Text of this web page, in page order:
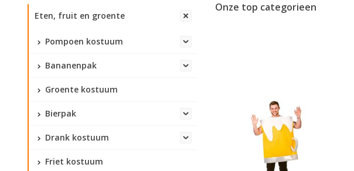
Eten, fruit en groente
Pompoen kostuum
Bananenpak
Groente kostuum
Bierpak
Drank kostuum
Friet kostuum
Onze top categorieen